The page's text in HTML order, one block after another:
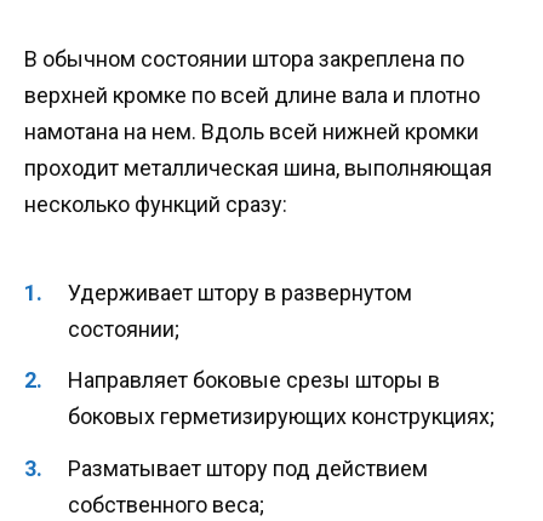
В обычном состоянии штора закреплена по
верхней кромке по всей длине вала и плотно
намотана на нем. Вдоль всей нижней кромки
проходит металлическая шина, выполняющая
несколько функций сразу:
Удерживает штору в развернутом
состоянии;
Направляет боковые срезы шторы в
боковых герметизирующих конструкциях;
Разматывает штору под действием
собственного веса;